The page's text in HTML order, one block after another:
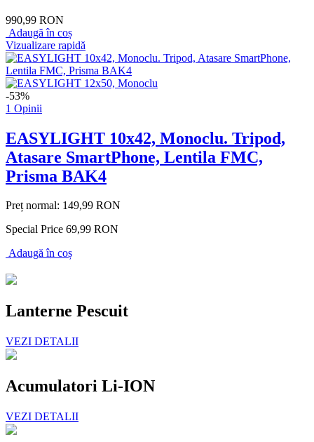
990,99 RON
Adaugă în coș
Vizualizare rapidă
-53%
1 Opinii
EASYLIGHT 10x42, Monoclu. Tripod,
Atasare SmartPhone, Lentila FMC,
Prisma BAK4
Preț normal: 149,99 RON
Special Price 69,99 RON
Adaugă în coș
Lanterne Pescuit
VEZI DETALII
Acumulatori Li-ION
VEZI DETALII